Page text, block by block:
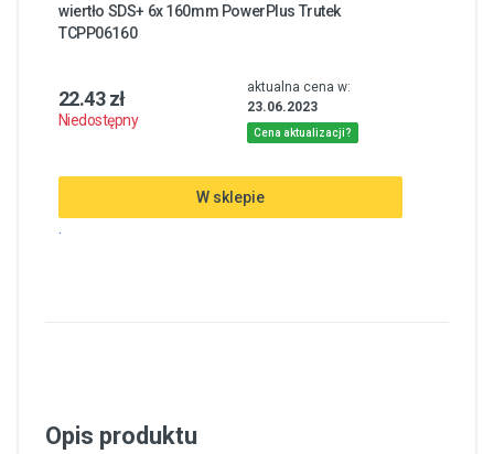
wiertło SDS+ 6x 160mm PowerPlus Trutek
TCPP06160
22.43 zł
Niedostępny
aktualna cena w:
23.06.2023
Cena aktualizacji?
W sklepie
.
Opis produktu